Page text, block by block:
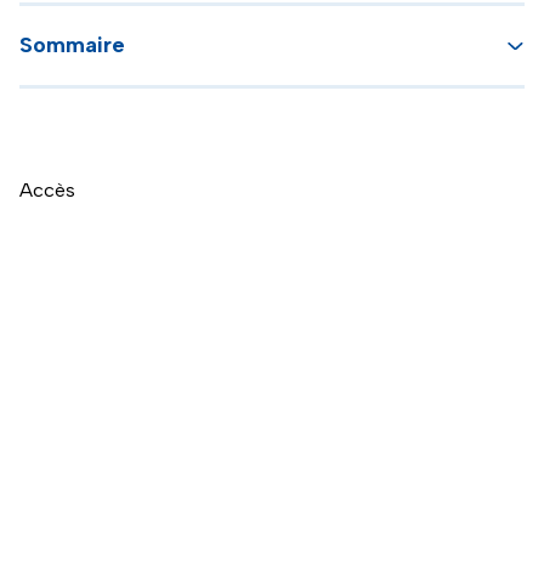
Sommaire
Accès